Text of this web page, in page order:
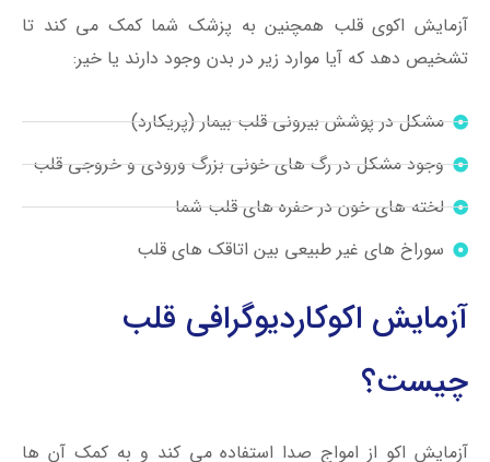
آزمایش اکوی قلب همچنین به پزشک شما کمک می کند تا
تشخیص دهد که آیا موارد زیر در بدن وجود دارند یا خیر:
مشکل در پوشش بیرونی قلب بیمار (پریکارد)
وجود مشکل در رگ های خونی بزرگ ورودی و خروجی قلب
لخته های خون در حفره های قلب شما
سوراخ های غیر طبیعی بین اتاقک های قلب
آزمایش اکوکاردیوگرافی قلب
چیست؟
آزمایش اکو از امواج صدا استفاده می کند و به کمک آن ها